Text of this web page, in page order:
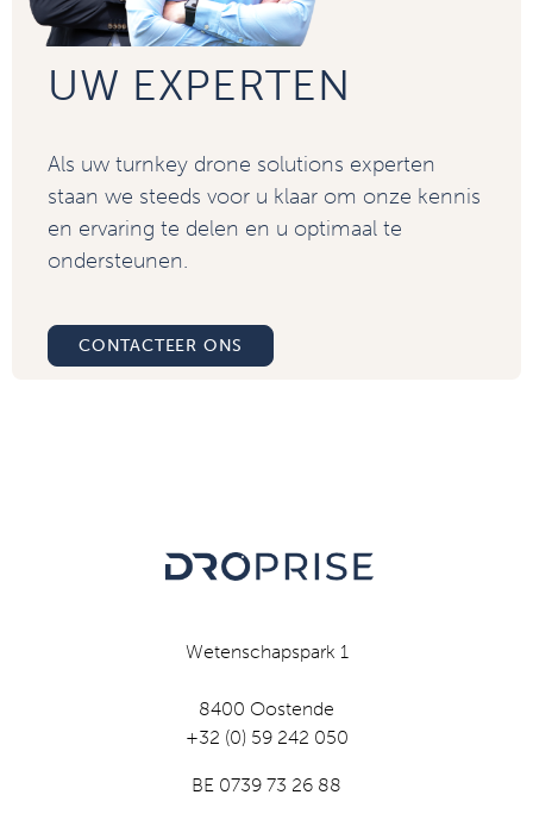
UW EXPERTEN
Als uw turnkey drone solutions experten
staan we steeds voor u klaar om onze kennis
en ervaring te delen en u optimaal te
ondersteunen.
CONTACTEER ONS
Wetenschapspark 1
8400 Oostende
+32 (0) 59 242 050
BE 0739 73 26 88